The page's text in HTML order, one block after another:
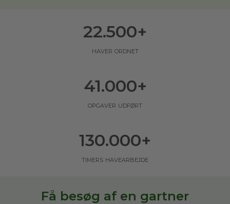
haver ordnet
22.500+
opgaver udført
41.000+
timers havearbejde
130.000+
Få besøg af en gartner